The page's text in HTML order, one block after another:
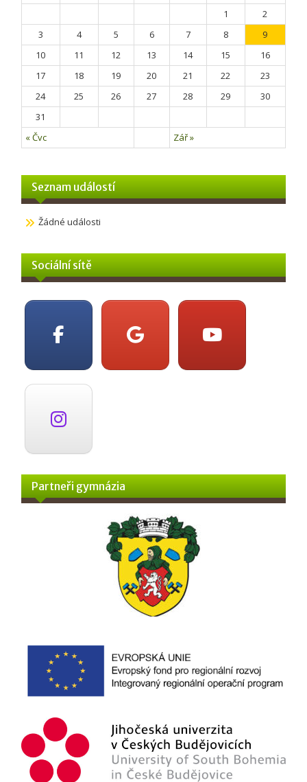
1
2
3
4 5 6 7 8
9
10
11 12 13 14 15
16
17
18 19 20 21 22
23
24
25 26 27 28 29
30
31
« Čvc
Zář »
Seznam událostí
Žádné události
Sociální sítě
Partneři gymnázia